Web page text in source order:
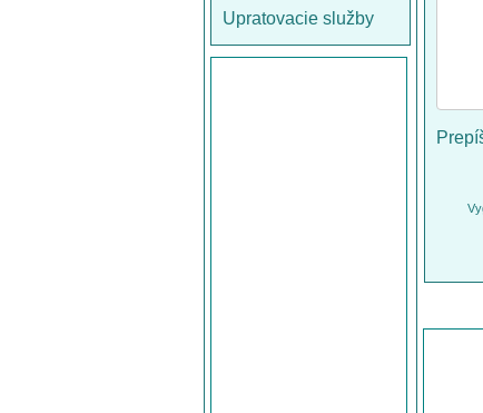
Upratovacie služby